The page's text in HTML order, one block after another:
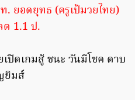
. ยอดยุทธ (ครูเป้มวยไทย)
ด 1.1 ป.
ชนะ วันมีโชค ดาบ
ยิมส์